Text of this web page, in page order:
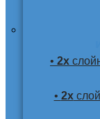
• 2х
• 2х